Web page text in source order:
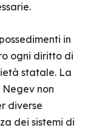
in
ogni diritto di
statale. La
non
diverse
dei sistemi di